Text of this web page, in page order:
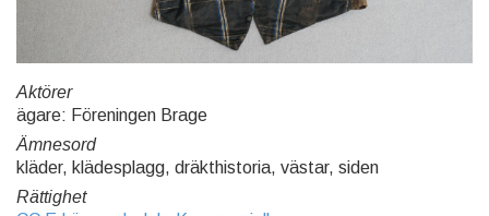
Aktörer
ägare: Föreningen Brage
Ämnesord
kläder, klädesplagg, dräkthistoria, västar, siden
Rättighet